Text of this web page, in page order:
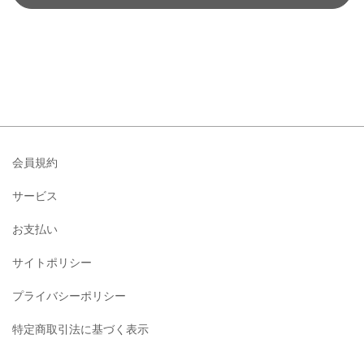
会員規約
サービス
お支払い
サイトポリシー
プライバシーポリシー
特定商取引法に基づく表示